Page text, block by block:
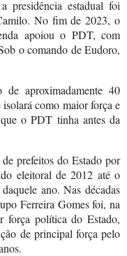
presidência estadual foi
No fim de 2023, o
apoiou o PDT, com
o comando de Eudoro,
aproximadamente 40
como maior força e
o PDT tinha antes da
prefeitos do Estado por
eleitoral de 2012 até o
ano. Nas décadas
Ferreira Gomes foi, na
força política do Estado,
de principal força pelo